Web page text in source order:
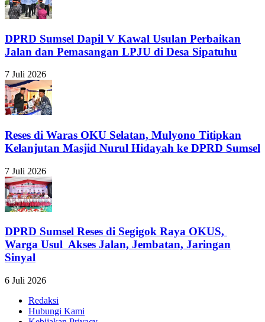
DPRD Sumsel Dapil V Kawal Usulan Perbaikan
Jalan dan Pemasangan LPJU di Desa Sipatuhu
7 Juli 2026
Reses di Waras OKU Selatan, Mulyono Titipkan
Kelanjutan Masjid Nurul Hidayah ke DPRD Sumsel
7 Juli 2026
DPRD Sumsel Reses di Segigok Raya OKUS,
Warga Usul Akses Jalan, Jembatan, Jaringan
Sinyal
6 Juli 2026
Redaksi
Hubungi Kami